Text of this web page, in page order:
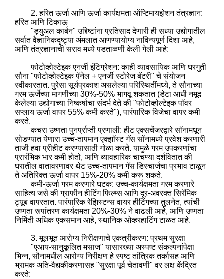
2. हरित ऊर्जा आणि ऊर्जा कार्यक्षमता ऑप्टिमायझेशन तंत्रज्ञान:
हरित आणि टिकाऊ
"ड्युअल कार्बन" उद्दिष्टांना प्रतिसाद देणारी ही सध्या उद्योगातील
सर्वात वैज्ञानिकदृष्ट्या अंमलात आणण्यायोग्य नाविन्यपूर्ण दिशा आहे,
आणि तंत्रज्ञानाची सराव मध्ये पडताळणी केली गेली आहे:
फोटोव्होल्टेइक एनर्जी इंटिग्रेशन: काही व्यावसायिक आणि घरगुती
सौना "फोटोव्होल्टेइक पॅनेल + एनर्जी स्टोरेज बॅटरी" चे संयोजन
स्वीकारतात. पुरेसा सूर्यप्रकाश असलेल्या परिस्थितींमध्ये, ते सौनाच्या
गरम ऊर्जेच्या मागणीच्या 30%-50% भागवू शकतात (डेटा आधी नमूद
केलेल्या उद्योगाच्या निष्कर्षाचा संदर्भ देते की "फोटोव्होल्टेइक पॉवर
सप्लाय ऊर्जा वापर 55% कमी करते"), पारंपारिक विजेचा वापर कमी
करते.
कचरा उष्णता पुनर्प्राप्ती प्रणाली: हीट एक्सचेंजरद्वारे सॉनामधून
सोडण्यात येणारा उच्च-तापमान एक्झॉस्ट गॅस सॉनामध्ये प्रवेश करणारी
ताजी हवा प्रीहीट करण्यासाठी गोळा करते. यामुळे गरम उपकरणांचा
प्रारंभिक भार कमी होतो, आणि व्यावहारिक चाचण्या दर्शवितात की
घरातील वातावरणावर थेट उच्च-तापमान गॅस डिस्चार्जचा प्रभाव टाळून
ते अतिरिक्त ऊर्जा वापर 15%-20% कमी करू शकते.
कमी-ऊर्जा गरम करणारे घटक: उच्च-कार्यक्षमता गरम करणारे
साहित्य जसे की ग्राफीन हीटिंग फिल्म्स आणि दूर-अवरक्त सिरॅमिक
ट्यूब वापरतात. पारंपारिक रेझिस्टन्स वायर हीटिंगच्या तुलनेत, त्यांची
उष्णता रूपांतरण कार्यक्षमता 20%-30% ने वाढली आहे, आणि उष्णता
निर्मिती अधिक एकसमान आहे, स्थानिक ओव्हरहाटिंग टाळत आहे.
3. मूलभूत आरोग्य निरीक्षणाचे एकत्रीकरण: प्रथम सुरक्षा
"एआय-सानुकूलित मसाज" यासारख्या अस्पष्ट संकल्पनांपेक्षा
भिन्न, सौनामधील आरोग्य निरीक्षण हे स्पष्ट तांत्रिक तर्कासह आणि
भ्रामक अति-वैद्यकीकरणासह "सुरक्षा पूर्व चेतावणी" वर लक्ष केंद्रित
करते: